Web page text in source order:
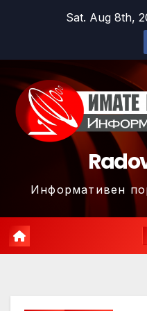
Sat. Aug 8th,
Информативен